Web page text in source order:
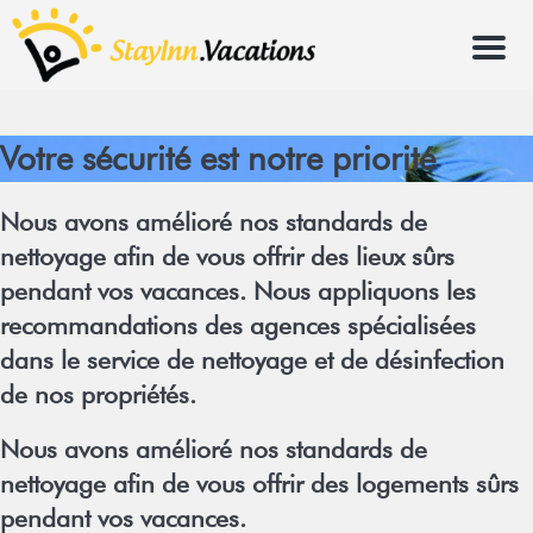
Menu
Votre sécurité est notre priorité
Nous avons amélioré nos standards de
nettoyage afin de vous offrir des lieux sûrs
pendant vos vacances. Nous appliquons les
recommandations des agences spécialisées
dans le service de nettoyage et de désinfection
de nos propriétés.
Nous avons amélioré nos standards de
nettoyage afin de vous offrir des logements sûrs
pendant vos vacances.